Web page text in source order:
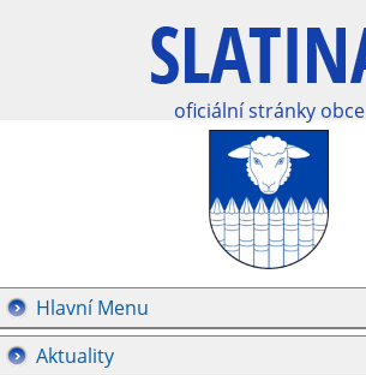
oficiální stránky obce
Hlavní Menu
Aktuality